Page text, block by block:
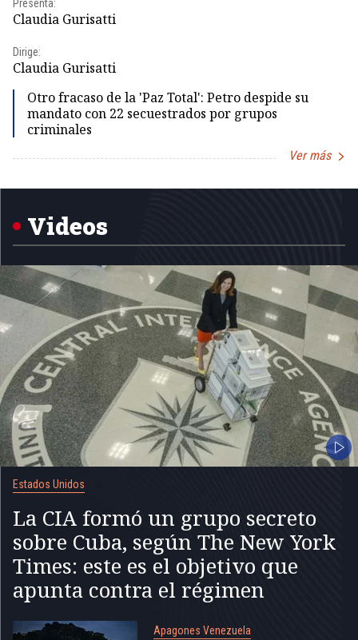
Presenta:
Claudia Gurisatti
Dirige:
Claudia Gurisatti
Otro fracaso de la 'Paz Total': Petro despide su
mandato con 22 secuestrados por grupos
criminales
Ver más
1
Videos
Estados Unidos
La CIA formó un grupo secreto
sobre Cuba, según The New York
Times: este es el objetivo que
apunta contra el régimen
Apagones Venezuela